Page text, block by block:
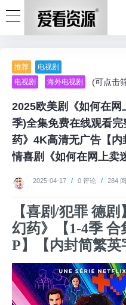
推荐
电视剧
电视剧
海外电视剧 (可点击
2025欧美剧《如何在
季)全集免费在线观看
药》4K高清无广告【内
情喜剧《如何在网上卖
2025-04-17 / 0 评论 / 284
【喜剧/犯罪 德
幻药》【1-4季 合
P】【内封简繁英